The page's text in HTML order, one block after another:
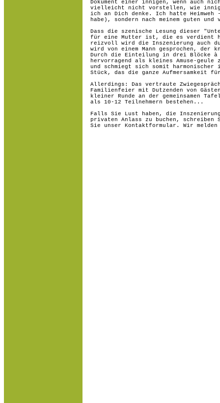
Dokument einer innigen, wenn auch
vielleicht nicht vorstellen, wie
ich an Dich denke. Ich hatte
habe), sondern nach meinem guten
Dass die szenische Lesung dieser
für eine Mutter ist, die es verdient
reizvoll wird die Inszenierung auch
wird von einem Mann gesprochen, der
Durch die Einteilung in drei Blöcke à
hervorragend als kleines Amuse-geule
und schmiegt sich somit
Stück, das die ganze Aufmersamkeit
Allerdings: Das vertraute
Familienfeier mit Dutzenden von
kleiner Runde an der gemeinsamen
als 10-12 Teilnehmern bestehen...
Falls Sie Lust haben, die
privaten Anlass zu buchen,
Sie unser Kontaktformular. Wir